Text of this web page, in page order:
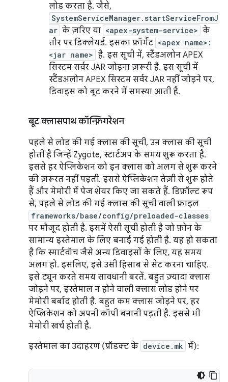
लोड करता है. जैसे,
SystemServiceManager.startServiceFromJ
ar के ज़रिए या <apex-system-service> के
तौर पर डिक्लेयर्ड. इसका फ़ॉर्मैट <apex name>:
<jar name> है. इस सूची में, स्टैंडअलोन APEX
सिस्टम सर्वर JAR जोड़ना ज़रूरी है. इस सूची में
स्टैंडअलोन APEX सिस्टम सर्वर JAR नहीं जोड़ने पर,
डिवाइस को बूट करने में समस्या आती है.
बूट क्लासपाथ कॉन्फ़िगरेशन
पहले से लोड की गई क्लास की सूची, उन क्लास की सूची
होती है जिन्हें Zygote, स्टार्टअप के समय शुरू करता है.
इससे हर ऐप्लिकेशन को इन क्लास को अलग से शुरू करने
की ज़रूरत नहीं पड़ती. इससे ऐप्लिकेशन तेज़ी से शुरू होते
हैं और मेमोरी में पेज शेयर किए जा सकते हैं. डिफ़ॉल्ट रूप
से, पहले से लोड की गई क्लास की सूची वाली फ़ाइल
frameworks/base/config/preloaded-classes
पर मौजूद होती है. इसमें ऐसी सूची होती है जो फ़ोन के
सामान्य इस्तेमाल के लिए बनाई गई होती है. यह हो सकता
है कि स्मार्टवॉच जैसे अन्य डिवाइसों के लिए, यह समय
अलग हो. इसलिए, इसे उसी हिसाब से सेट करना चाहिए.
इसे ट्यून करते समय सावधानी बरतें. बहुत ज़्यादा क्लास
जोड़ने पर, इस्तेमाल न होने वाली क्लास लोड होने पर
मेमोरी बर्बाद होती है. बहुत कम क्लास जोड़ने पर, हर
ऐप्लिकेशन को अपनी कॉपी बनानी पड़ती है. इससे भी
मेमोरी खर्च होती है.
इस्तेमाल का उदाहरण (प्रॉडक्ट के device.mk में):